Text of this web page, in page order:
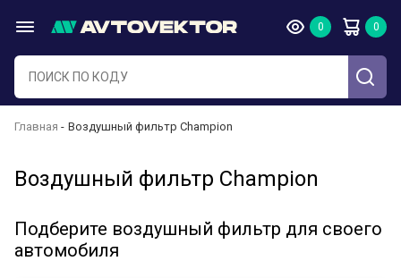
Главная Воздушный фильтр Champion
Воздушный фильтр Champion
Подберите воздушный фильтр для своего
автомобиля